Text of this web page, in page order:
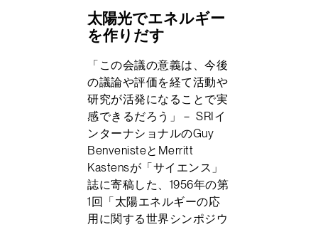
太陽光でエネルギー
を作りだす
「この会議の意義は、今後
の議論や評価を経て活動や
研究が活発になることで実
感できるだろう」－ SRIイ
ンターナショナルのGuy
BenvenisteとMerritt
Kastensが「サイエンス」
誌に寄稿した、1956年の第
1回「太陽エネルギーの応
用に関する世界シンポジウ